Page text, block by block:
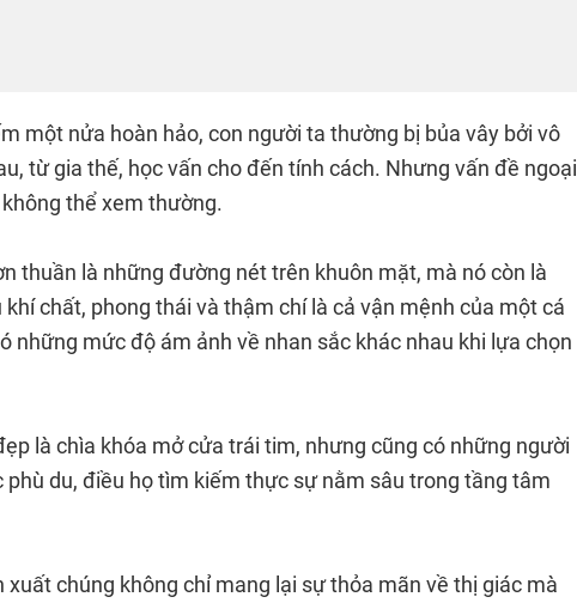
một nửa hoàn hảo, con người ta thường bị bủa vây bởi vô
từ gia thế, học vấn cho đến tính cách. Nhưng vấn đề ngoại
thể xem thường.
thuần là những đường nét trên khuôn mặt, mà nó còn là
chất, phong thái và thậm chí là cả vận mệnh của một cá
những mức độ ám ảnh về nhan sắc khác nhau khi lựa chọn
là chìa khóa mở cửa trái tim, nhưng cũng có những người
phù du, điều họ tìm kiếm thực sự nằm sâu trong tầng tâm
xuất chúng không chỉ mang lại sự thỏa mãn về thị giác mà